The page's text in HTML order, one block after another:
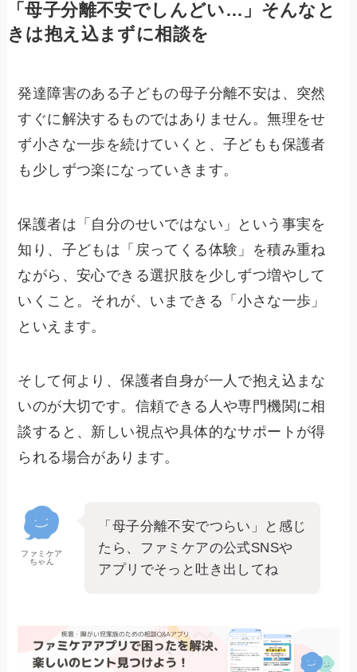
「母子分離不安でしんどい…」そんなと
きは抱え込まずに相談を
発達障害のある子どもの母子分離不安は、突然
すぐに解決するものではありません。無理をせ
ず小さな一歩を続けていくと、子どもも保護者
も少しずつ楽になっていきます。
保護者は「自分のせいではない」という事実を
知り、子どもは「戻ってくる体験」を積み重ね
ながら、安心できる選択肢を少しずつ増やして
いくこと。それが、いまできる「小さな一歩」
といえます。
そして何より、保護者自身が一人で抱え込まな
いのが大切です。信頼できる人や専門機関に相
談すると、新しい視点や具体的なサポートが得
られる場合があります。
ファミケア
ちゃん
「母子分離不安でつらい」と感じ
たら、ファミケアの公式SNSや
アプリでそっと吐き出してね